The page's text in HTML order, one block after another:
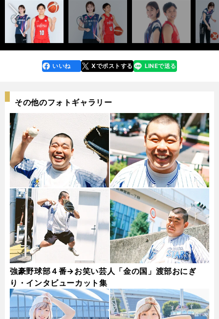
faceboo
k
いいね Xでポストする
line LINEで送る
その他のフォトギャラリー
強豪野球部４番→お笑い芸人「金の国」渡部おにぎ
り・インタビューカット集